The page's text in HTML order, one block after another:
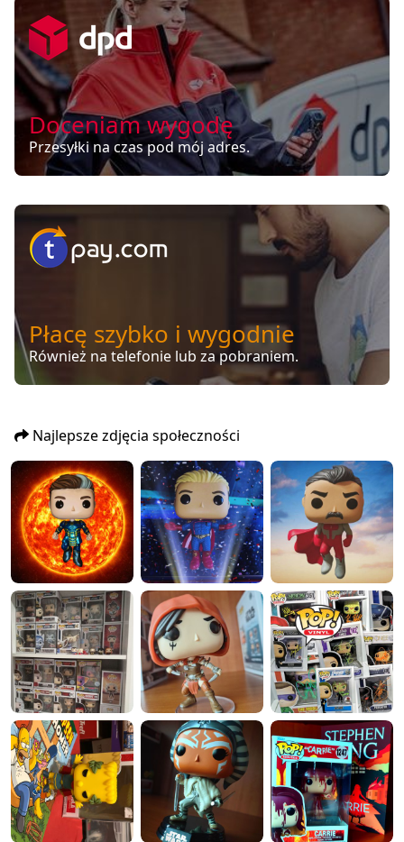
Doceniam wygodę
Przesyłki na czas pod mój adres.
Płacę szybko i wygodnie
Również na telefonie lub za pobraniem.
Najlepsze zdjęcia społeczności